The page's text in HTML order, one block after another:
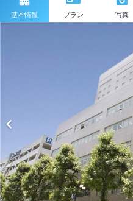
基本情報 プラン 写真